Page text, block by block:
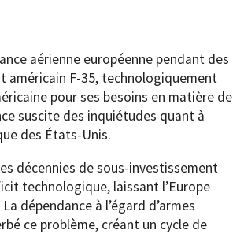
aérienne européenne pendant des
américain F-35, technologiquement
pour ses besoins en matière de
suscite des inquiétudes quant à
des États-Unis.
décennies de sous-investissement
technologique, laissant l’Europe
dépendance à l’égard d’armes
ce problème, créant un cycle de